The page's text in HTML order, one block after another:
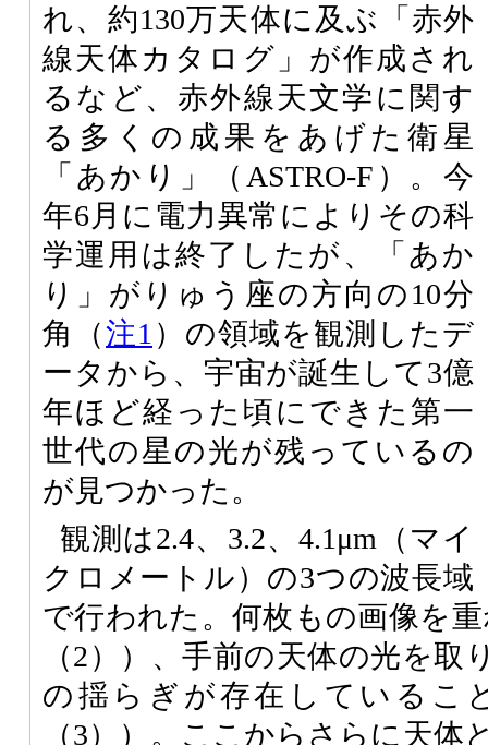
れ、約130万天体に及ぶ「赤外
線天体カタログ」が作成され
るなど、赤外線天文学に関す
る多くの成果をあげた衛星
「あかり」（ASTRO-F）。今
年6月に電力異常によりその科
学運用は終了したが、「あか
り」がりゅう座の方向の10分
角（注1 ）の領域を観測したデ
ータから、宇宙が誕生して3億
年ほど経った頃にできた第一
世代の星の光が残っているの
が見つかった。
観測は2.4、3.2、4.1μm（マイ
クロメートル）の3つの波長域
で行われた。何枚もの画像を
（2））、手前の天体の光を取
の揺らぎが存在しているこ
（3））。ここからさらに天体